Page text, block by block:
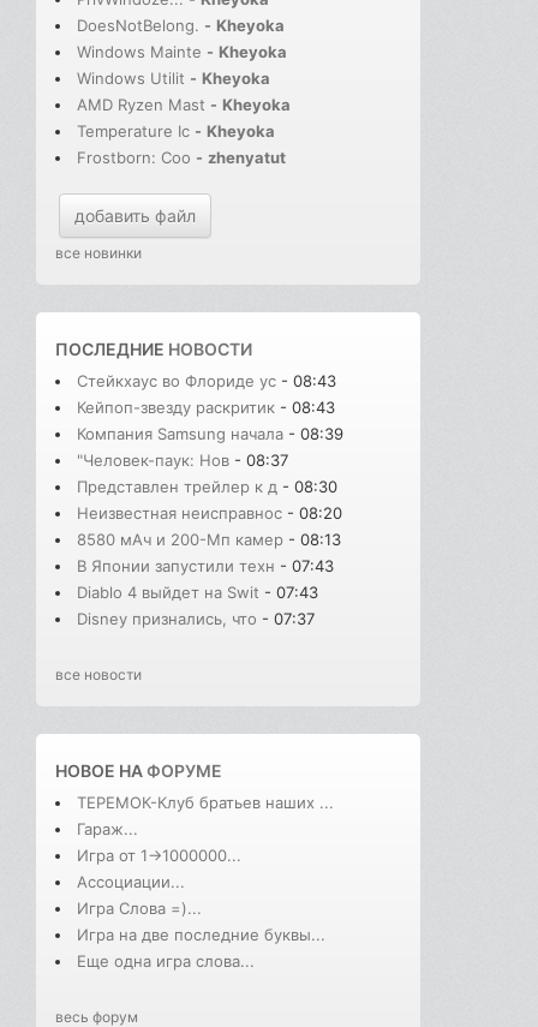
DoesNotBelong. - Kheyoka
Windows Mainte - Kheyoka
Windows Utilit - Kheyoka
AMD Ryzen Mast - Kheyoka
Temperature Ic - Kheyoka
Frostborn: Coo - zhenyatut
добавить файл
все новинки
ПОСЛЕДНИЕ НОВОСТИ
Стейкхаус во Флориде ус - 08:43
Кейпоп-звезду раскритик - 08:43
Компания Samsung начала - 08:39
"Человек-паук: Нов - 08:37
Представлен трейлер к д - 08:30
Неизвестная неисправнос - 08:20
8580 мАч и 200-Мп камер - 08:13
В Японии запустили техн - 07:43
Diablo 4 выйдет на Swit - 07:43
Disney признались, что - 07:37
все новости
НОВОЕ НАФОРУМЕ
ТЕРЕМОК-Клуб братьев наших ...
Гараж...
Игра от 1->1000000...
Ассоциации...
Игра Слова =)...
Игра на две последние буквы...
Еще одна игра слова...
весь форум